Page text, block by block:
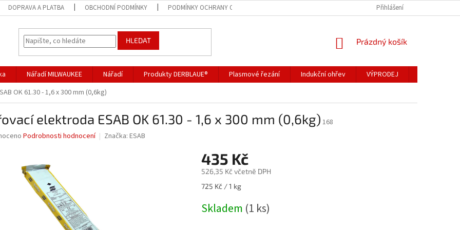
DOPRAVA A PLATBA OBCHODNÍ PODMÍNKY PODMÍNKY OCHRANY OSOBNÍCH ÚDAJŮ Přihlášení
HLEDAT
NÁKUPNÍ
Prázdný košík
Nářadí MILWAUKEE Nářadí Produkty DERBLAUE® Plasmové řezání Indukční ohřev VÝPRODEJ
OK 61.30 - 1,6 x 300 mm (0,6kg)
elektroda ESAB OK 61.30 - 1,6 x 300 mm (0,6kg) 168
Podrobnosti hodnocení Značka: ESAB
435 Kč
526,35 Kč včetně DPH
Měrná
725 Kč / 1 kg
Skladem (1 ks)